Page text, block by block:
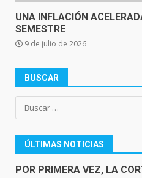
UNA INFLACIÓN
SEMESTRE
9 de julio de 2026
BUSCAR
Buscar:
ÚLTIMAS NOTICIAS
POR PRIMERA VEZ, LA